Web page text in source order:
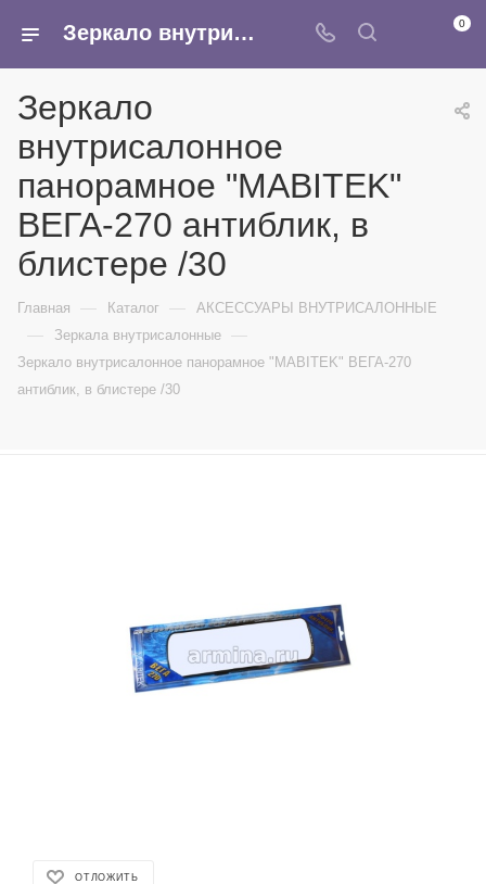
Зеркало внутрисалонное панорамное "MABITEK" ВЕГА-270 антиблик, в блистере /30 - купить в интернет-магазине Армина 0
Зеркало
внутрисалонное
панорамное "MABITEK"
ВЕГА-270 антиблик, в
блистере /30
Главная — Каталог — АКСЕССУАРЫ ВНУТРИСАЛОННЫЕ
— Зеркала внутрисалонные —
Зеркало внутрисалонное панорамное "MABITEK" ВЕГА-270
антиблик, в блистере /30
ОТЛОЖИТЬ